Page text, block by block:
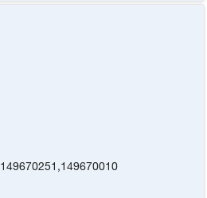
149670251 ,149670010